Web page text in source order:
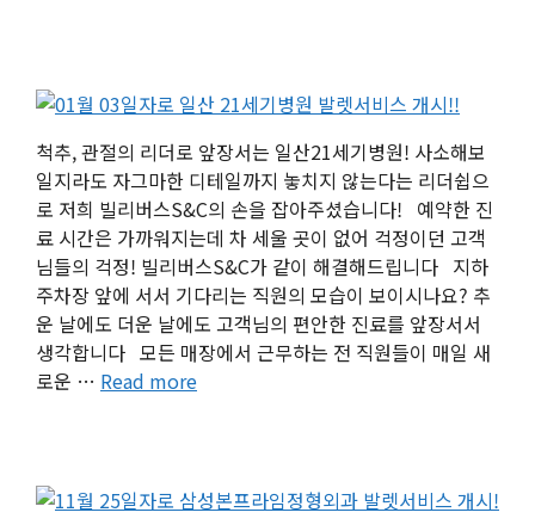
척추, 관절의 리더로 앞장서는 일산21세기병원! 사소해보
일지라도 자그마한 디테일까지 놓치지 않는다는 리더쉽으
로 저희 빌리버스S&C의 손을 잡아주셨습니다! 예약한 진
료 시간은 가까워지는데 차 세울 곳이 없어 걱정이던 고객
님들의 걱정! 빌리버스S&C가 같이 해결해드립니다 지하
주차장 앞에 서서 기다리는 직원의 모습이 보이시나요? 추
운 날에도 더운 날에도 고객님의 편안한 진료를 앞장서서
생각합니다 모든 매장에서 근무하는 전 직원들이 매일 새
로운 … Read more